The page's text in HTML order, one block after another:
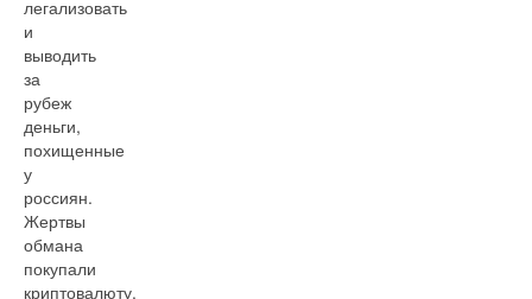
легализовать
и
выводить
за
рубеж
деньги,
похищенные
у
россиян.
Жертвы
обмана
покупали
криптовалюту,